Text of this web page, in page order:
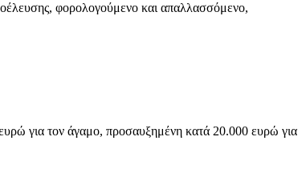
φορολογούμενο και απαλλασσόμενο,
για τον άγαμο, προσαυξημένη κατά 20.000 ευρώ για